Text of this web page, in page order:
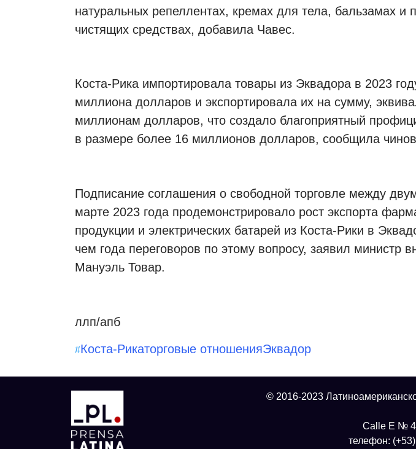
натуральных репеллентах, кремах для тела, бальзамах
чистящих средствах, добавила Чавес.
Коста-Рика импортировала товары из Эквадора в 2023
миллиона долларов и экспортировала их на сумму,
миллионам долларов, что создало благоприятный
в размере более 16 миллионов долларов, сообщила
Подписание соглашения о свободной торговле между
марте 2023 года продемонстрировало рост экспорта
продукции и электрических батарей из Коста-Рики в
чем года переговоров по этому вопросу, заявил министр
Мануэль Товар.
ллп/апб
#Коста-Рикаторговые отношенияЭквадор
© 2016-2023
Calle E №
телефон: